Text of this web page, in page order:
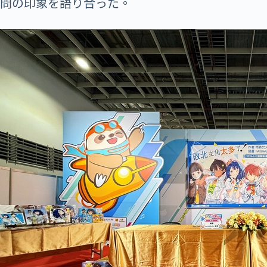
問の印象を語り合った。